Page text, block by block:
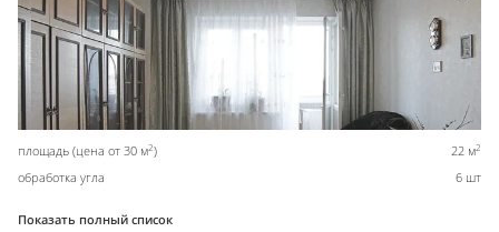
площадь (цена от 30 м2) 22 м2
обработка угла 6 шт
Показать полный список